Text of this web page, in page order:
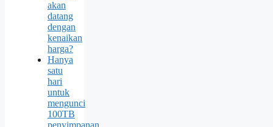
akan
datang
dengan
kenaikan
harga?
Hanya
satu
hari
untuk
mengunci
100TB